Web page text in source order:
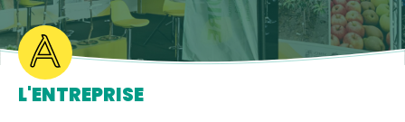
L'ENTREPRISE